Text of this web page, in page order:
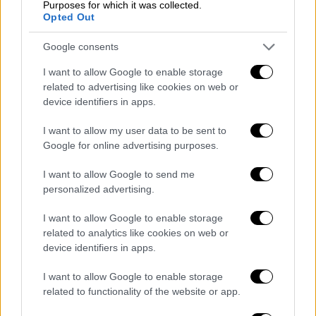
Purposes for which it was collected.
Opted Out
Google consents
I want to allow Google to enable storage
related to advertising like cookies on web or
device identifiers in apps.
I want to allow my user data to be sent to
Google for online advertising purposes.
I want to allow Google to send me
personalized advertising.
I want to allow Google to enable storage
related to analytics like cookies on web or
device identifiers in apps.
I want to allow Google to enable storage
related to functionality of the website or app.
παθογένεια», όπως επιχείρησε να το
παρουσιάσει η κυβέρνηση. Είναι η απόδειξη
ύπαρξης ενός παρακράτους που λειτούργησε
καταστρατήγησης κάθε έννοιας
νομιμότητας, διαφάνειας και λογοδοσίας,
Επιτροπή της Βουλής και το κουκούλωσε η
Η χώρα δεν αντέχει άλλα σκάνδαλα με τη
σφραγίδα της εξουσίας. Δεν αντέχει άλλη
συγκάλυψη. Η κυβέρνηση των σκανδάλων
πρέπει να φύγει με εκλογές… σήμερα! Ο κ.
Μητσοτάκης δεν μπορεί να σταθεί ούτε μια
μέρα! Κανείς από τους αναφερόμενους δεν
μίλησε τόσο καιρό, μήπως και κρυφτεί,
μήπως και ξεφύγει. Ακόμα και σήμερα